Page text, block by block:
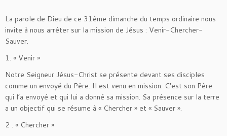
La parole de Dieu de ce 31ème dimanche du temps ordinaire nous
invite à nous arrêter sur la mission de Jésus : Venir-Chercher-
Sauver.
1. « Venir »
Notre Seigneur Jésus-Christ se présente devant ses disciples
comme un envoyé du Père. Il est venu en mission. C’est son Père
qui l’a envoyé et qui lui a donné sa mission. Sa présence sur la terre
a un objectif qui se résume à « Chercher » et « Sauver ».
2 . « Chercher »